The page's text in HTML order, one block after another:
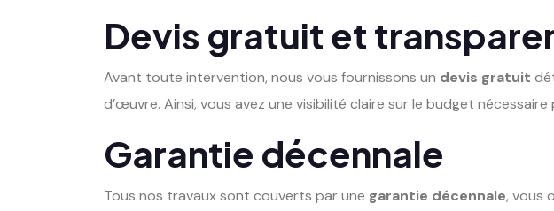
Devis gratuit et
Avant toute intervention, nous vous fournissons un devis gratuit
d’œuvre. Ainsi, vous avez une visibilité claire sur le budget nécessaire
Garantie décennale
Tous nos travaux sont couverts par une garantie décennale, vous